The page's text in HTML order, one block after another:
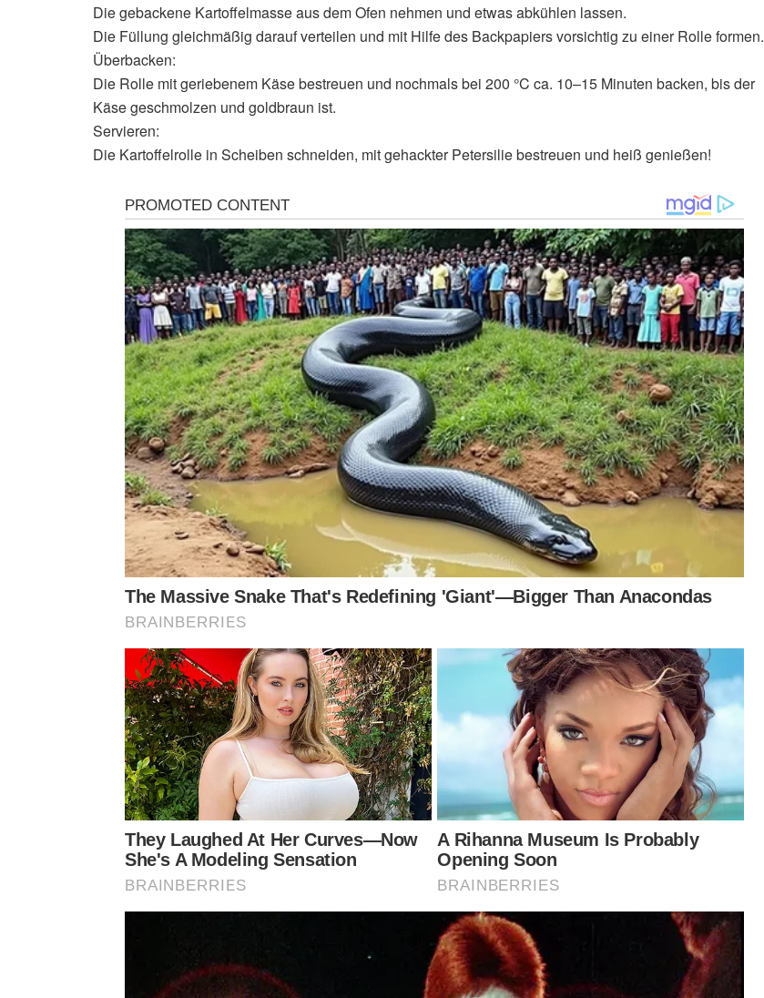
Die gebackene Kartoffelmasse aus dem Ofen nehmen und etwas abkühlen lassen.
Die Füllung gleichmäßig darauf verteilen und mit Hilfe des Backpapiers vorsichtig zu einer Rolle formen.
Überbacken:
Die Rolle mit geriebenem Käse bestreuen und nochmals bei 200 °C ca. 10–15 Minuten backen, bis der
Käse geschmolzen und goldbraun ist.
Servieren:
Die Kartoffelrolle in Scheiben schneiden, mit gehackter Petersilie bestreuen und heiß genießen!